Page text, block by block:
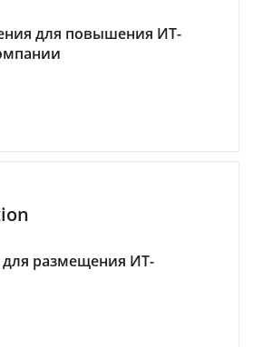
для повышения ИТ-
размещения ИТ-